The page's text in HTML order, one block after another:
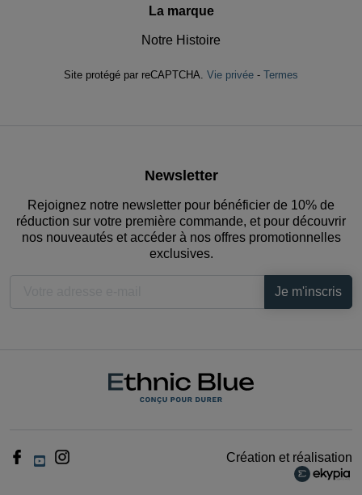
La marque
Notre Histoire
Site protégé par reCAPTCHA. Vie privée - Termes
Newsletter
Rejoignez notre newsletter pour bénéficier de 10% de
réduction sur votre première commande, et pour découvrir
nos nouveautés et accéder à nos offres promotionnelles
exclusives.
Création et réalisation